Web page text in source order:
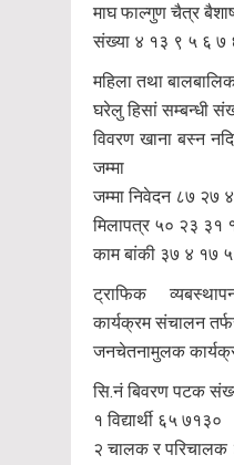
माघ फाल्गुण चैत्र
संख्या ४ १३ ९ ५ ६
महिला तथा
घरेलु हिसां सम्बन्धी
विवरण खाना बस्न
जम्मा
जम्मा निवेदन ८७ २७
मिलापत्र ५० २३ ३१
काम बांकी ३७ ४ १७
ट्राफिक
कार्यक्रम संचालन
जनचेतनामुलक
सि.नं बिवरण पटक
१ विद्यार्थी ६५ ७१३०
२ चालक र